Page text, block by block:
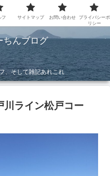
ちんブログ
、そして雑記あれこれ
川ライン松戸コー
フ サイトマップ お問い合わせ
プライバシーポ
リシー